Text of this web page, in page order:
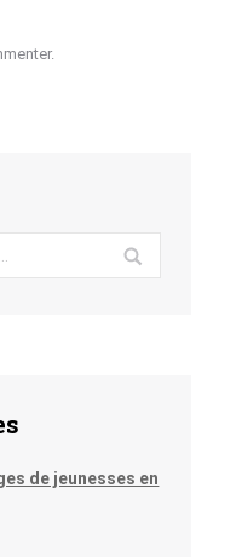
de jeunesses en